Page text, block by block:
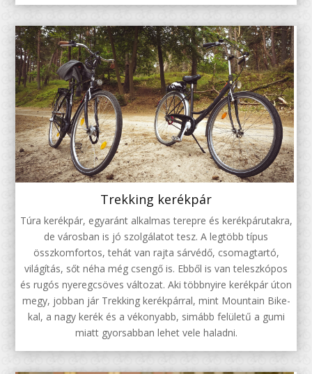
Trekking kerékpár
Túra kerékpár, egyaránt alkalmas terepre és kerékpárutakra,
de városban is jó szolgálatot tesz. A legtöbb típus
összkomfortos, tehát van rajta sárvédő, csomagtartó,
világítás, sőt néha még csengő is. Ebből is van teleszkópos
és rugós nyeregcsöves változat. Aki többnyire kerékpár úton
megy, jobban jár Trekking kerékpárral, mint Mountain Bike-
kal, a nagy kerék és a vékonyabb, simább felületű a gumi
miatt gyorsabban lehet vele haladni.